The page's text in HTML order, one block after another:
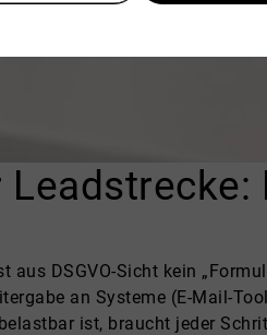
DSGVO-Sicht kein
an Systeme (E-Mail-
ist, braucht jeder